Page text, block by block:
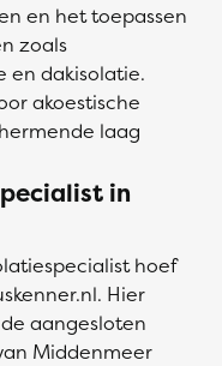
en het toepassen
zoals
en dakisolatie.
akoestische
laag
in
hoef
Hier
aangesloten
Middenmeer